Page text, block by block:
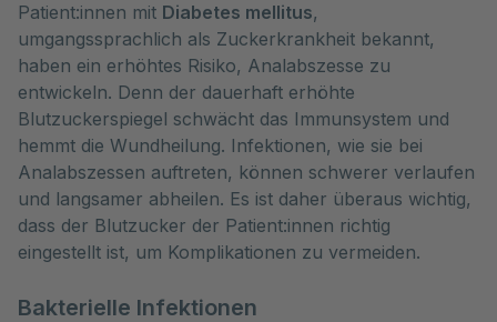
Patient:innen mit Diabetes mellitus,
umgangssprachlich als Zuckerkrankheit bekannt,
haben ein erhöhtes Risiko, Analabszesse zu
entwickeln. Denn der dauerhaft erhöhte
Blutzuckerspiegel schwächt das Immunsystem und
hemmt die Wundheilung. Infektionen, wie sie bei
Analabszessen auftreten, können schwerer verlaufen
und langsamer abheilen. Es ist daher überaus wichtig,
dass der Blutzucker der Patient:innen richtig
eingestellt ist, um Komplikationen zu vermeiden.
Bakterielle Infektionen